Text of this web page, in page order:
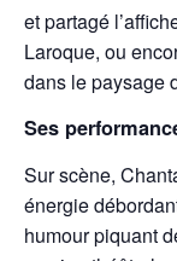
et partagé
Laroque, ou
dans le paysage
Ses
Sur scène,
énergie
humour piquant